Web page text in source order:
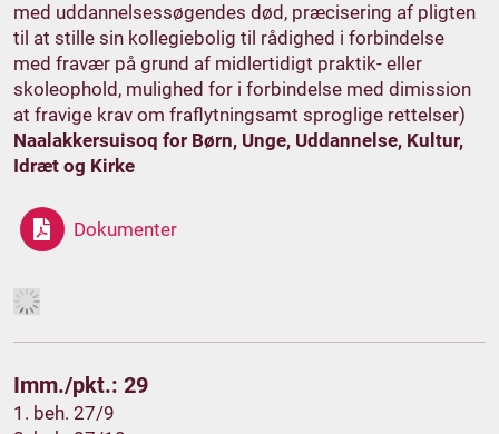
med uddannelsessøgendes død, præcisering af pligten
til at stille sin kollegiebolig til rådighed i forbindelse
med fravær på grund af midlertidigt praktik- eller
skoleophold, mulighed for i forbindelse med dimission
at fravige krav om fraflytningsamt sproglige rettelser)
Naalakkersuisoq for Børn, Unge, Uddannelse, Kultur,
Idræt og Kirke
Dokumenter
Imm./pkt.: 29
1. beh. 27/9